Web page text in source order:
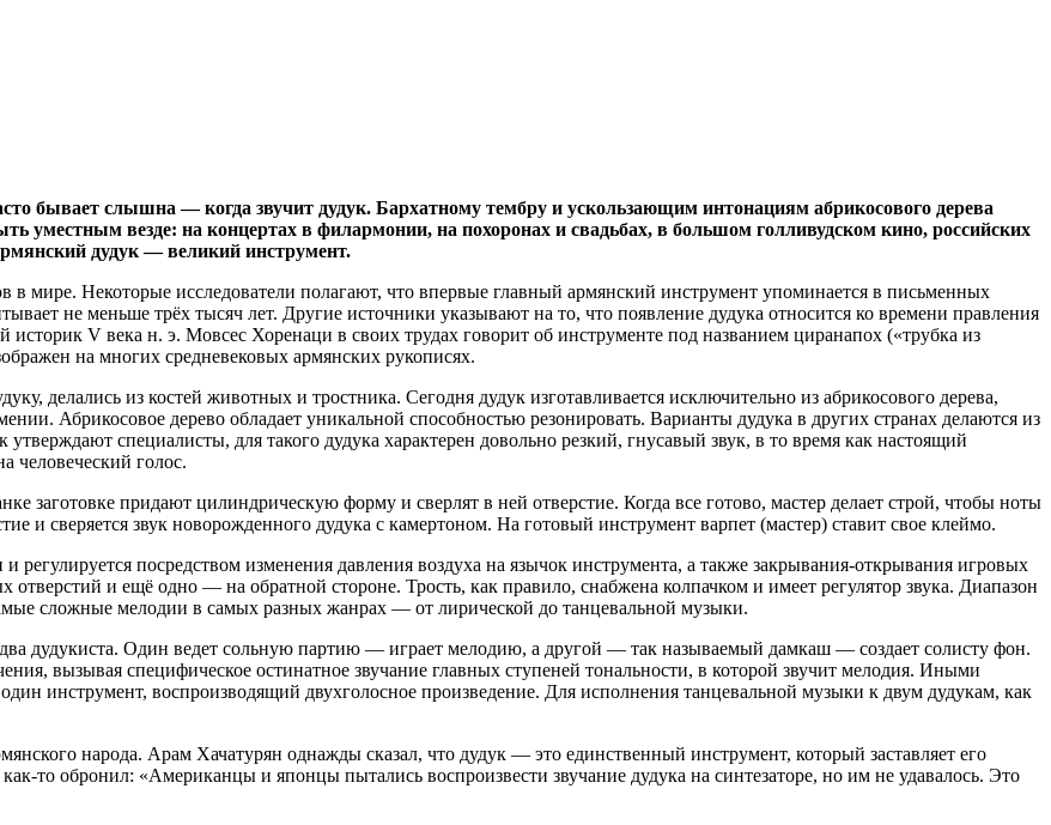
бывает слышна — когда звучит дудук. Бархатному тембру и ускользающим интонациям абрикосового дерева
уместным везде: на концертах в филармонии, на похоронах и свадьбах, в большом голливудском кино, российских
дудук — великий инструмент.
мире. Некоторые исследователи полагают, что впервые главный армянский инструмент упоминается в письменных
не меньше трёх тысяч лет. Другие источники указывают на то, что появление дудука относится ко времени правления
V века н. э. Мовсес Хоренаци в своих трудах говорит об инструменте под названием циранапох («трубка из
на многих средневековых армянских рукописях.
делались из костей животных и тростника. Сегодня дудук изготавливается исключительно из абрикосового дерева,
Абрикосовое дерево обладает уникальной способностью резонировать. Варианты дудука в других странах делаются из
специалисты, для такого дудука характерен довольно резкий, гнусавый звук, в то время как настоящий
человеческий голос.
заготовке придают цилиндрическую форму и сверлят в ней отверстие. Когда все готово, мастер делает строй, чтобы ноты
и сверяется звук новорожденного дудука с камертоном. На готовый инструмент варпет (мастер) ставит свое клеймо.
и регулируется посредством изменения давления воздуха на язычок инструмента, а также закрывания-открывания игровых
отверстий и ещё одно — на обратной стороне. Трость, как правило, снабжена колпачком и имеет регулятор звука. Диапазон
сложные мелодии в самых разных жанрах — от лирической до танцевальной музыки.
дудукиста. Один ведет сольную партию — играет мелодию, а другой — так называемый дамкаш — создает солисту фон.
вызывая специфическое остинатное звучание главных ступеней тональности, в которой звучит мелодия. Иными
инструмент, воспроизводящий двухголосное произведение. Для исполнения танцевальной музыки к двум дудукам, как
народа. Арам Хачатурян однажды сказал, что дудук — это единственный инструмент, который заставляет его
то обронил: «Американцы и японцы пытались воспроизвести звучание дудука на синтезаторе, но им не удавалось. Это